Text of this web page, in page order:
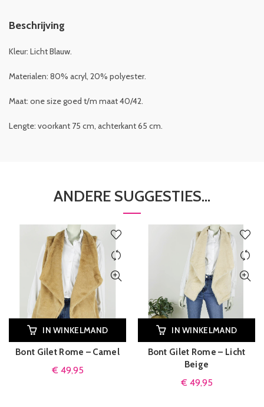
Beschrijving
Kleur: Licht Blauw.
Materialen: 80% acryl, 20% polyester.
Maat: one size goed t/m maat 40/42.
Lengte: voorkant 75 cm, achterkant 65 cm.
ANDERE SUGGESTIES…
IN WINKELMAND
Bont Gilet Rome – Camel
€ 49,95
IN WINKELMAND
Bont Gilet Rome – Licht
Beige
€ 49,95